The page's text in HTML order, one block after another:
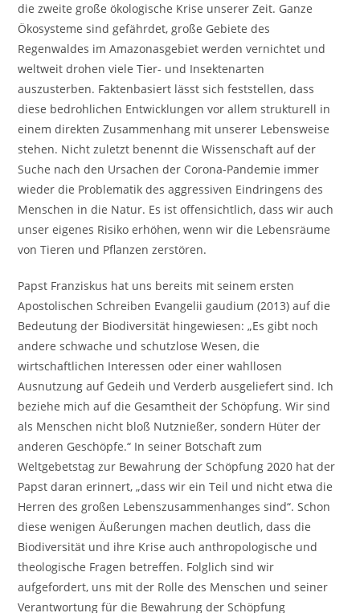
die zweite große ökologische Krise unserer Zeit. Ganze
Ökosysteme sind gefährdet, große Gebiete des
Regenwaldes im Amazonasgebiet werden vernichtet und
weltweit drohen viele Tier- und Insektenarten
auszusterben. Faktenbasiert lässt sich feststellen, dass
diese bedrohlichen Entwicklungen vor allem strukturell in
einem direkten Zusammenhang mit unserer Lebensweise
stehen. Nicht zuletzt benennt die Wissenschaft auf der
Suche nach den Ursachen der Corona-Pandemie immer
wieder die Problematik des aggressiven Eindringens des
Menschen in die Natur. Es ist offensichtlich, dass wir auch
unser eigenes Risiko erhöhen, wenn wir die Lebensräume
von Tieren und Pflanzen zerstören.
Papst Franziskus hat uns bereits mit seinem ersten
Apostolischen Schreiben Evangelii gaudium (2013) auf die
Bedeutung der Biodiversität hingewiesen: „Es gibt noch
andere schwache und schutzlose Wesen, die
wirtschaftlichen Interessen oder einer wahllosen
Ausnutzung auf Gedeih und Verderb ausgeliefert sind. Ich
beziehe mich auf die Gesamtheit der Schöpfung. Wir sind
als Menschen nicht bloß Nutznießer, sondern Hüter der
anderen Geschöpfe.“ In seiner Botschaft zum
Weltgebetstag zur Bewahrung der Schöpfung 2020 hat der
Papst daran erinnert, „dass wir ein Teil und nicht etwa die
Herren des großen Lebenszusammenhanges sind“. Schon
diese wenigen Äußerungen machen deutlich, dass die
Biodiversität und ihre Krise auch anthropologische und
theologische Fragen betreffen. Folglich sind wir
aufgefordert, uns mit der Rolle des Menschen und seiner
Verantwortung für die Bewahrung der Schöpfung